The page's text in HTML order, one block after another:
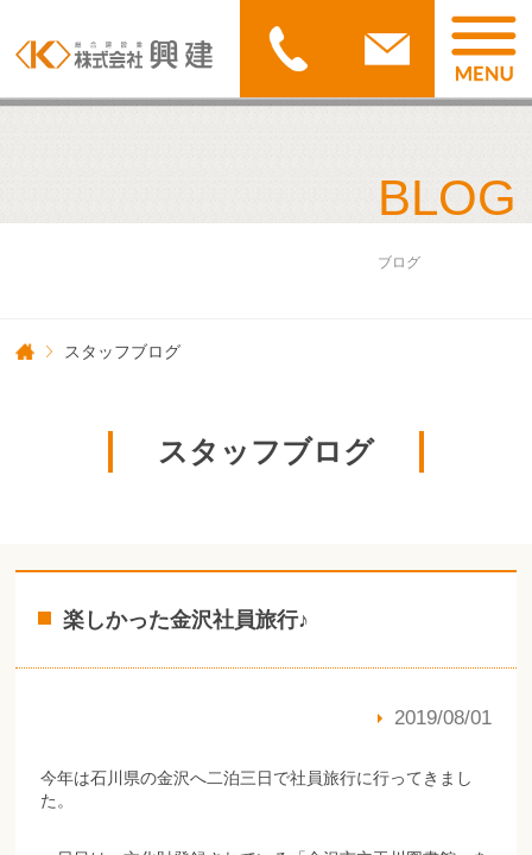
BLOG
ブログ
スタッフブログ
スタッフブログ
楽しかった金沢社員旅行♪
2019/08/01
今年は石川県の金沢へ二泊三日で社員旅行に行ってきまし
た。